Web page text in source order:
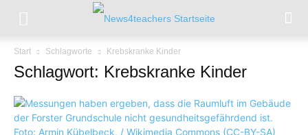
Start Schlagworte Krebskranke Kinder
Schlagwort: Krebskranke Kinder